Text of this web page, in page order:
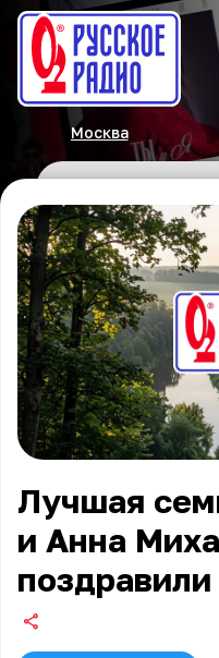
Москва
Лучшая
и Анна